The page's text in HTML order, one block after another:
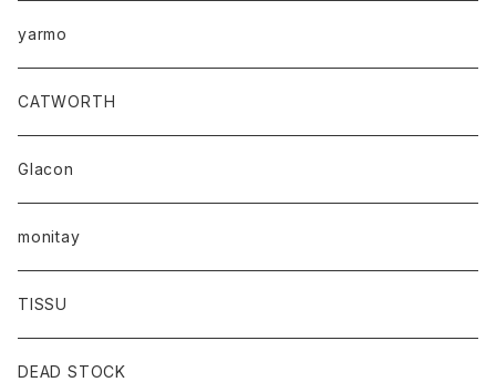
yarmo
CATWORTH
Glacon
monitay
TISSU
DEAD STOCK